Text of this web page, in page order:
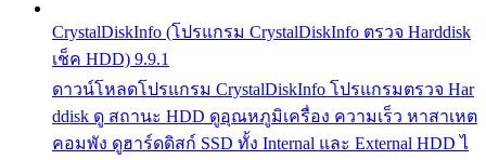
CrystalDiskInfo (โปรแกรม CrystalDiskInfo ตรวจ Harddisk
เช็ค HDD) 9.9.1
ดาวน์โหลดโปรแกรม CrystalDiskInfo โปรแกรมตรวจ Har
ddisk ดู สถานะ HDD ดูอุณหภูมิเครื่อง ความเร็ว หาสาเหต
คอมพัง ดูฮาร์ดดิสก์ SSD ทั้ง Internal และ External HDD ไ